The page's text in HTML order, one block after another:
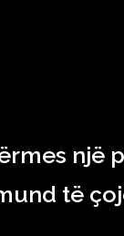
një
të